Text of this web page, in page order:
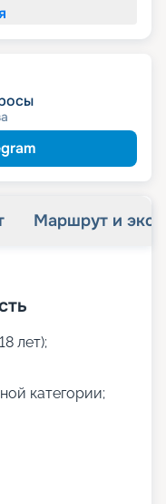
Маршрут и
лет);
категории;